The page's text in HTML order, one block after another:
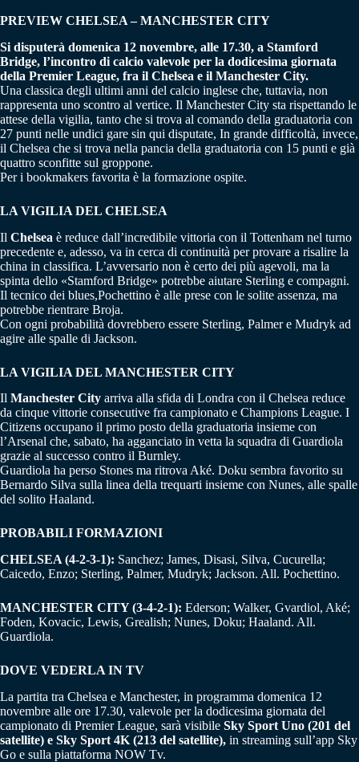
PREVIEW CHELSEA – MANCHESTER CITY
Si disputerà domenica 12 novembre, alle 17.30, a Stamford
Bridge, l’incontro di calcio valevole per la dodicesima giornata
della Premier League, fra il Chelsea e il Manchester City.
Una classica degli ultimi anni del calcio inglese che, tuttavia, non
rappresenta uno scontro al vertice. Il Manchester City sta rispettando le
attese della vigilia, tanto che si trova al comando della graduatoria con
27 punti nelle undici gare sin qui disputate, In grande difficoltà, invece,
il Chelsea che si trova nella pancia della graduatoria con 15 punti e già
quattro sconfitte sul groppone.
Per i bookmakers favorita è la formazione ospite.
LA VIGILIA DEL CHELSEA
Il Chelsea è reduce dall’incredibile vittoria con il Tottenham nel turno
precedente e, adesso, va in cerca di continuità per provare a risalire la
china in classifica. L’avversario non è certo dei più agevoli, ma la
spinta dello «Stamford Bridge» potrebbe aiutare Sterling e compagni.
Il tecnico dei blues,Pochettino è alle prese con le solite assenza, ma
potrebbe rientrare Broja.
Con ogni probabilità dovrebbero essere Sterling, Palmer e Mudryk ad
agire alle spalle di Jackson.
LA VIGILIA DEL MANCHESTER CITY
Il Manchester City arriva alla sfida di Londra con il Chelsea reduce
da cinque vittorie consecutive fra campionato e Champions League. I
Citizens occupano il primo posto della graduatoria insieme con
l’Arsenal che, sabato, ha agganciato in vetta la squadra di Guardiola
grazie al successo contro il Burnley.
Guardiola ha perso Stones ma ritrova Aké. Doku sembra favorito su
Bernardo Silva sulla linea della trequarti insieme con Nunes, alle spalle
del solito Haaland.
PROBABILI FORMAZIONI
CHELSEA (4-2-3-1): Sanchez; James, Disasi, Silva, Cucurella;
Caicedo, Enzo; Sterling, Palmer, Mudryk; Jackson. All. Pochettino.
MANCHESTER CITY (3-4-2-1): Ederson; Walker, Gvardiol, Aké;
Foden, Kovacic, Lewis, Grealish; Nunes, Doku; Haaland. All.
Guardiola.
DOVE VEDERLA IN TV
La partita tra Chelsea e Manchester, in programma domenica 12
novembre alle ore 17.30, valevole per la dodicesima giornata del
campionato di Premier League, sarà visibile Sky Sport Uno (201 del
satellite) e Sky Sport 4K (213 del satellite), in streaming sull’app Sky
Go e sulla piattaforma NOW Tv.